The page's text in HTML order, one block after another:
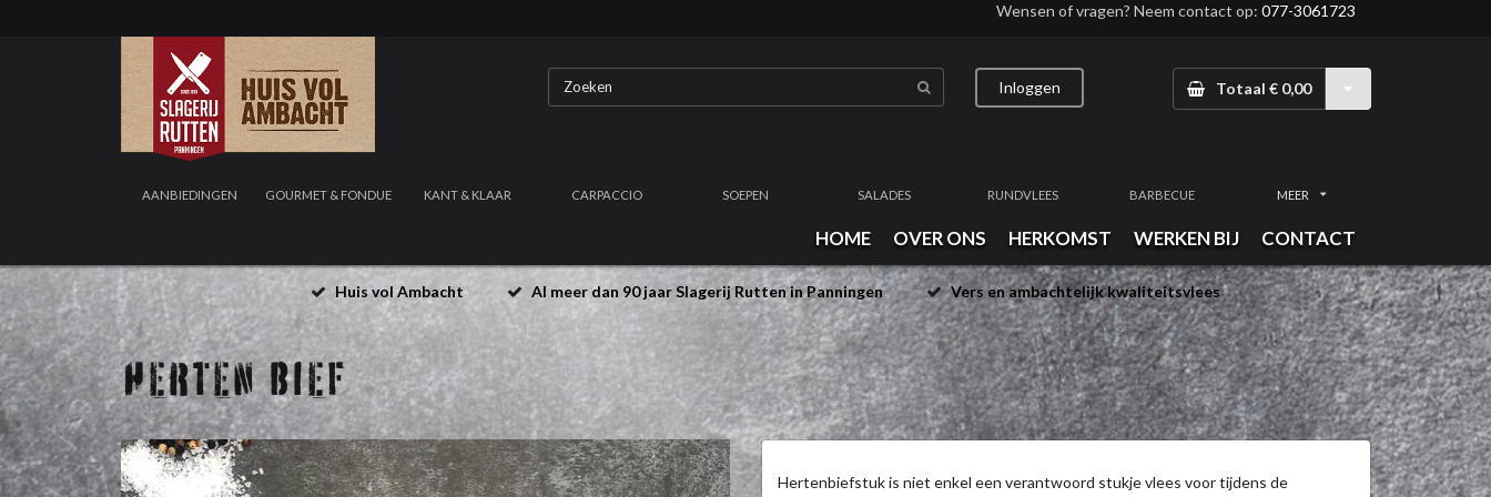
Wensen of vragen? Neem contact op: 077-3061723
Inloggen Totaal € 0,00
AANBIEDINGEN GOURMET & FONDUE KANT & KLAAR CARPACCIO SOEPEN SALADES RUNDVLEES BARBECUE MEER
HOME OVER ONS HERKOMST WERKEN BIJ CONTACT
Huis vol Ambacht Al meer dan 90 jaar Slagerij Rutten in Panningen Vers en ambachtelijk kwaliteitsvlees
HERTEN BIEF
Hertenbiefstuk is niet enkel een verantwoord stukje vlees voor tijdens de